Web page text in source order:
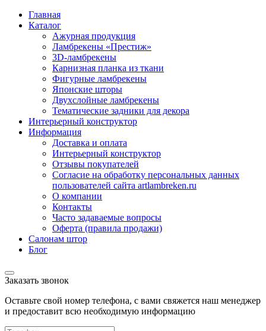
Главная
Каталог
Ажурная продукция
Ламбрекены «Престиж»
3D-ламбрекены
Карнизная планка из ткани
Фигурные ламбрекены
Японские шторы
Двухслойные ламбрекены
Тематические задники для декора
Интерьерный конструктор
Информация
Доставка и оплата
Интерьерный конструктор
Отзывы покупателей
Согласие на обработку персональных данных
пользователей сайта artlambreken.ru
О компании
Контакты
Часто задаваемые вопросы
Оферта (правила продажи)
Салонам штор
Блог
Заказать звонок
Оставьте свой номер телефона, с вами свяжется наш менеджер
и предоставит всю необходимую информацию